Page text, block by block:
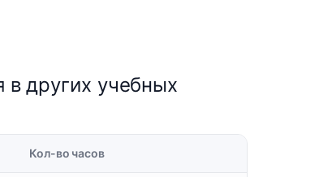
других учебных
Кол-во часов